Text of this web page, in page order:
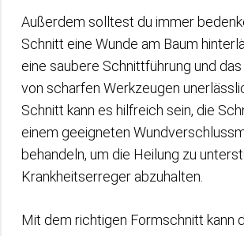
Außerdem solltest du immer
Schnitt eine Wunde am Baum
eine saubere Schnittführung und
von scharfen Werkzeugen
Schnitt kann es hilfreich sein, die
einem geeigneten
behandeln, um die Heilung zu
Krankheitserreger abzuhalten.
Mit dem richtigen Formschnitt kann